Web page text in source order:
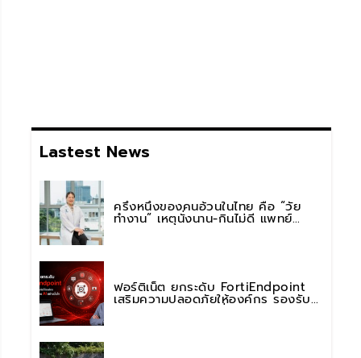
Lastest News
ครึ่งหนึ่งของคนอ้วนในไทย คือ “วัย
ทำงาน” เหตุนั่งนาน-กินไม่ดี แพทย์
รพ.วิมุต พหลโยธิน เตือน “อย่าดูแค่เลข
ฟอร์ติเน็ต ยกระดับ FortiEndpoint
เสริมความปลอดภัยให้องค์กร รองรับ